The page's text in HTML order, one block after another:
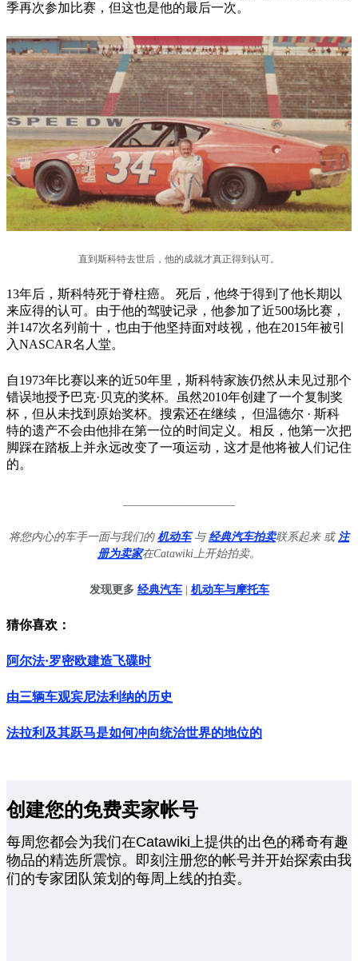
季再次参加比赛，但这也是他的最后一次。
直到斯科特去世后，他的成就才真正得到认可。
13年后，斯科特死于脊柱癌。 死后，他终于得到了他长期以
来应得的认可。由于他的驾驶记录，他参加了近500场比赛，
并147次名列前十，也由于他坚持面对歧视，他在2015年被引
入NASCAR名人堂。
自1973年比赛以来的近50年里，斯科特家族仍然从未见过那个
错误地授予巴克·贝克的奖杯。虽然2010年创建了一个复制奖
杯，但从未找到原始奖杯。搜索还在继续， 但温德尔 · 斯科
特的遗产不会由他排在第一位的时间定义。相反，他第一次把
脚踩在踏板上并永远改变了一项运动，这才是他将被人们记住
的。
将您内心的车手一面与我们的 机动车与经典汽车拍卖联系起来 或 注
册为卖家在Catawiki上开始拍卖。
发现更多 经典汽车| 机动车与摩托车
猜你喜欢：
阿尔法·罗密欧建造飞碟时
由三辆车观宾尼法利纳的历史
法拉利及其跃马是如何冲向统治世界的地位的
创建您的免费卖家帐号
每周您都会为我们在Catawiki上提供的出色的稀奇有趣
物品的精选所震惊。即刻注册您的帐号并开始探索由我
们的专家团队策划的每周上线的拍卖。